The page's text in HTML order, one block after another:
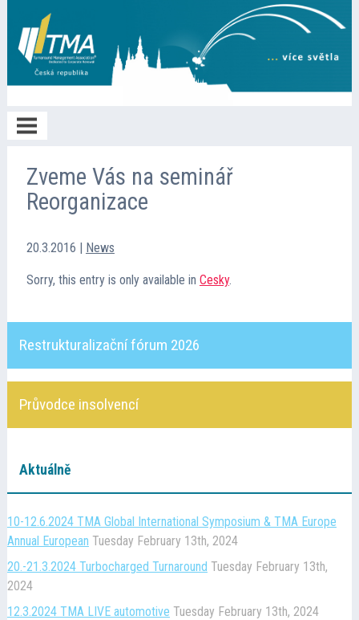
Home
Členství
Spolupráce
Kontakt
Cena TMA
Průvodce insolvencí
Zveme Vás na seminář
Reorganizace
20.3.2016 | News
Sorry, this entry is only available in Cesky.
Restrukturalizační fórum 2026
Průvodce insolvencí
Aktuálně
10-12.6.2024 TMA Global International Symposium & TMA Europe
Annual European Tuesday February 13th, 2024
20.-21.3.2024 Turbocharged Turnaround Tuesday February 13th,
2024
12.3.2024 TMA LIVE automotive Tuesday February 13th, 2024